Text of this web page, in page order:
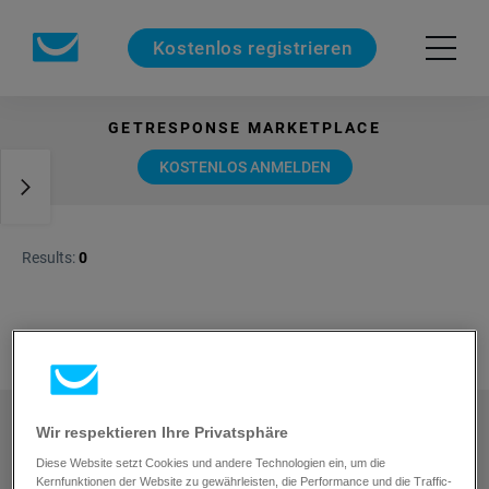
Kostenlos registrieren
GETRESPONSE MARKETPLACE
KOSTENLOS ANMELDEN
Results:0
Have a service you’d like to offer to GetResponse
customers?Join our agency program
Wir respektieren Ihre Privatsphäre
Diese Website setzt Cookies und andere Technologien ein, um die
Kernfunktionen der Website zu gewährleisten, die Performance und die Traffic-